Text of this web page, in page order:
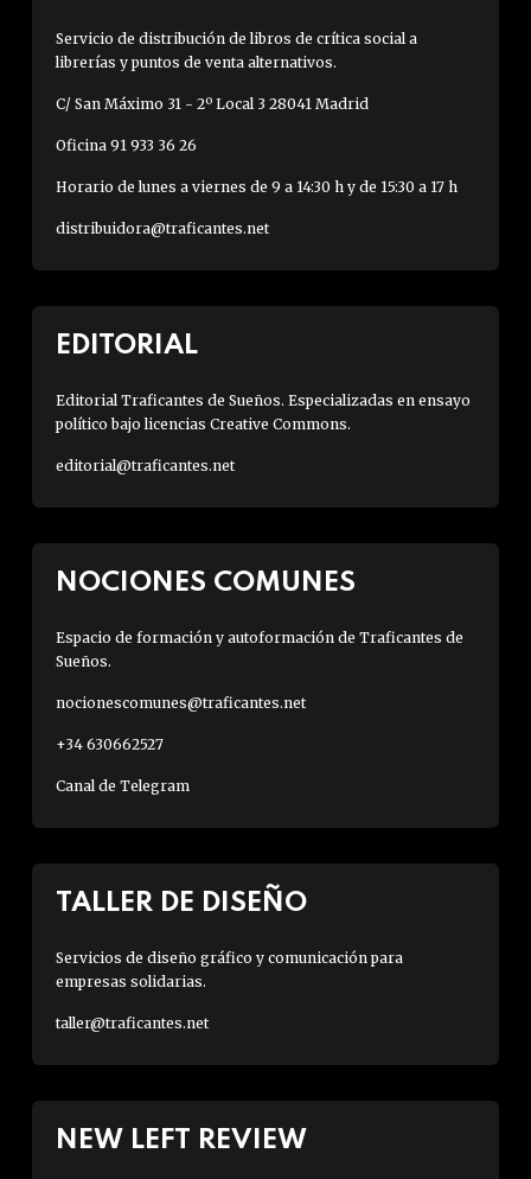
Servicio de distribución de libros de crítica social a
librerías y puntos de venta alternativos.
C/ San Máximo 31 - 2º Local 3 28041 Madrid
Oficina 91 933 36 26
Horario de lunes a viernes de 9 a 14:30 h y de 15:30 a 17 h
distribuidora@traficantes.net
EDITORIAL
Editorial Traficantes de Sueños. Especializadas en ensayo
político bajo licencias Creative Commons.
editorial@traficantes.net
NOCIONES COMUNES
Espacio de formación y autoformación de Traficantes de
Sueños.
nocionescomunes@traficantes.net
+34 630662527
Canal de Telegram
TALLER DE DISEÑO
Servicios de diseño gráfico y comunicación para
empresas solidarias.
taller@traficantes.net
NEW LEFT REVIEW